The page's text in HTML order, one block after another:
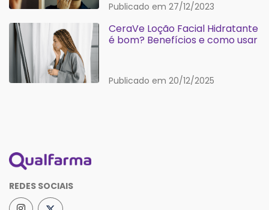
Publicado em 27/12/2023
CeraVe Loção Facial Hidratante
é bom? Benefícios e como usar
Publicado em 20/12/2025
REDES SOCIAIS